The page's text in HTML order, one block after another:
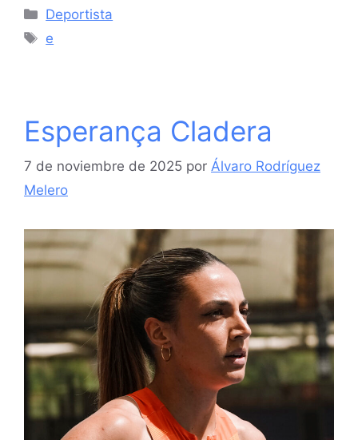
Categorías
Deportista
Etiquetas
e
Esperança Cladera
7 de noviembre de 2025 por Álvaro Rodríguez
Melero